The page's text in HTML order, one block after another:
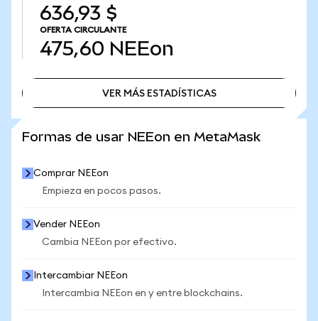
636,93 $
OFERTA CIRCULANTE
475,60 NEEon
VER MÁS ESTADÍSTICAS
Formas de usar NEEon en MetaMask
Comprar NEEon
Empieza en pocos pasos.
Vender NEEon
Cambia NEEon por efectivo.
Intercambiar NEEon
Intercambia NEEon en y entre blockchains.